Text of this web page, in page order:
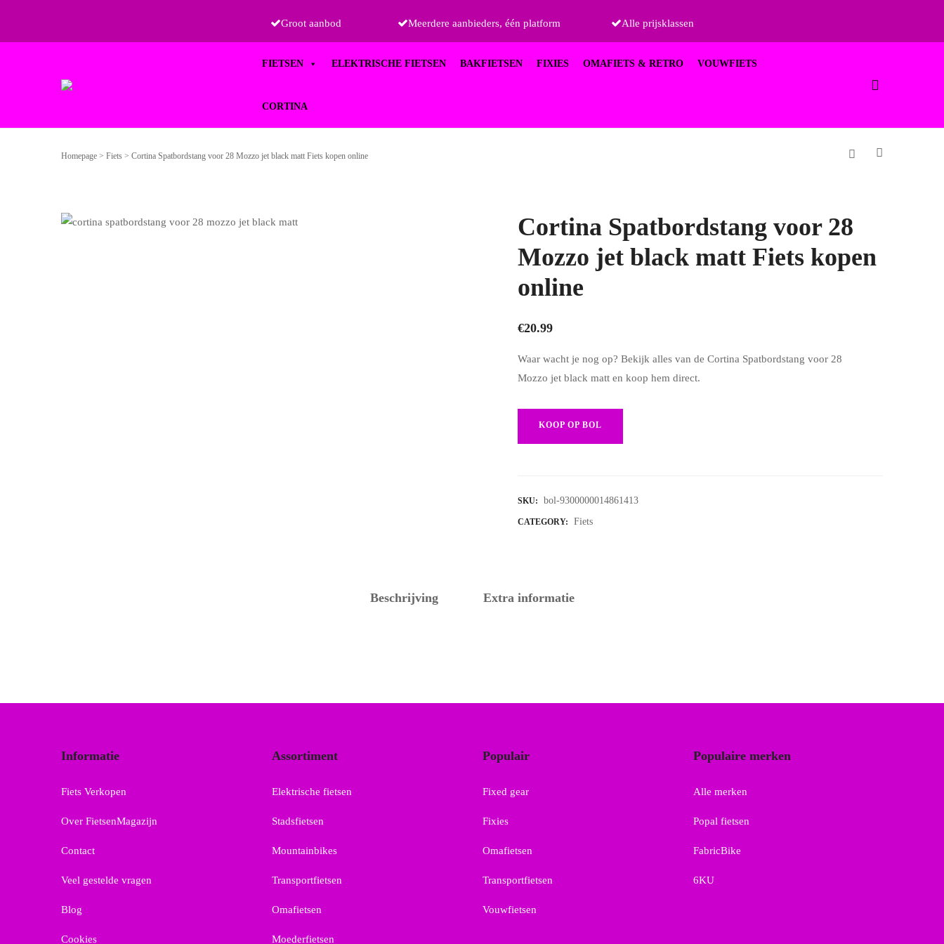
Groot aanbod Meerdere aanbieders, één platform Alle prijsklassen
Menu
FIETSEN ELEKTRISCHE FIETSEN BAKFIETSEN FIXIES OMAFIETS & RETRO VOUWFIETS
CORTINA
Homepage > Fiets > Cortina Spatbordstang voor 28 Mozzo jet black matt Fiets kopen online
Cortina Spatbordstang voor 28
Mozzo jet black matt Fiets kopen
online
€20.99
Waar wacht je nog op? Bekijk alles van de Cortina Spatbordstang voor 28
Mozzo jet black matt en koop hem direct.
KOOP OP BOL
SKU: bol-9300000014861413
CATEGORY: Fiets
Beschrijving Extra informatie
Informatie
Fiets Verkopen
Over FietsenMagazijn
Contact
Veel gestelde vragen
Blog
Cookies
Assortiment
Elektrische fietsen
Stadsfietsen
Mountainbikes
Transportfietsen
Omafietsen
Moederfietsen
Populair
Fixed gear
Fixies
Omafietsen
Transportfietsen
Vouwfietsen
Populaire merken
Alle merken
Popal fietsen
FabricBike
6KU